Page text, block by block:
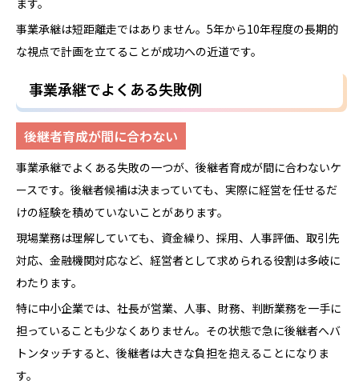
事業承継は短距離走ではありません。5年から10年程度の長期的
な視点で計画を立てることが成功への近道です。
事業承継でよくある失敗例
後継者育成が間に合わない
事業承継でよくある失敗の一つが、後継者育成が間に合わないケ
ースです。後継者候補は決まっていても、実際に経営を任せるだ
けの経験を積めていないことがあります。
現場業務は理解していても、資金繰り、採用、人事評価、取引先
対応、金融機関対応など、経営者として求められる役割は多岐に
わたります。
特に中小企業では、社長が営業、人事、財務、判断業務を一手に
担っていることも少なくありません。その状態で急に後継者へバ
トンタッチすると、後継者は大きな負担を抱えることになりま
す。